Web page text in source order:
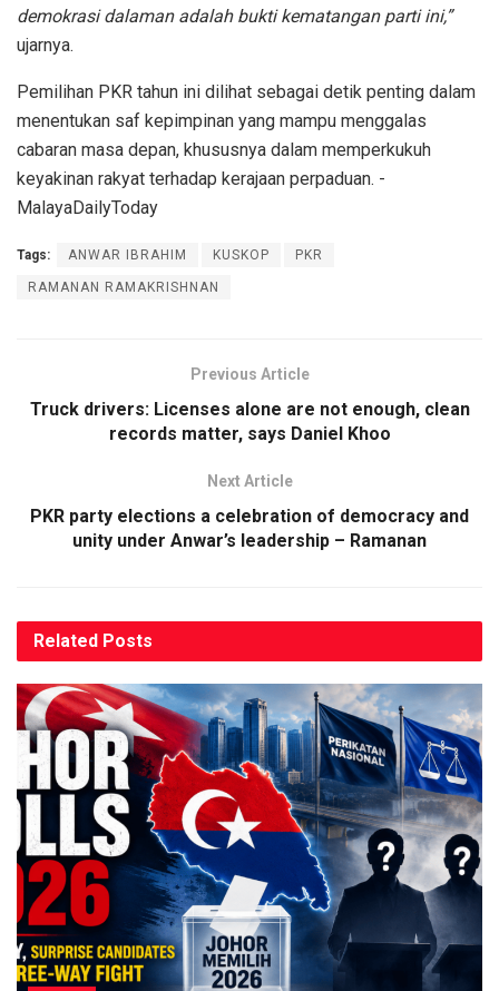
demokrasi dalaman adalah bukti kematangan parti ini,”
ujarnya.
Pemilihan PKR tahun ini dilihat sebagai detik penting dalam
menentukan saf kepimpinan yang mampu menggalas
cabaran masa depan, khususnya dalam memperkukuh
keyakinan rakyat terhadap kerajaan perpaduan. -
MalayaDailyToday
Tags: ANWAR IBRAHIM KUSKOP PKR
RAMANAN RAMAKRISHNAN
Previous Article
Truck drivers: Licenses alone are not enough, clean
records matter, says Daniel Khoo
Next Article
PKR party elections a celebration of democracy and
unity under Anwar’s leadership – Ramanan
Related Posts